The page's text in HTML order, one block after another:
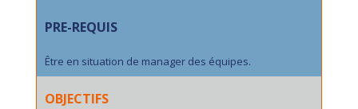
PRE-REQUIS
Être en situation de manager des équipes.
OBJECTIFS